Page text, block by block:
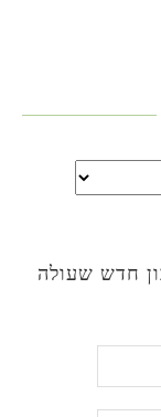
חדש שעולה